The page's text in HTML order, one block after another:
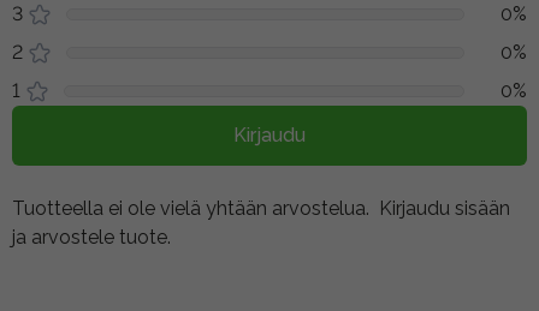
3
0%
2
0%
1
0%
Kirjaudu
Tuotteella ei ole vielä yhtään arvostelua. Kirjaudu sisään
ja arvostele tuote.